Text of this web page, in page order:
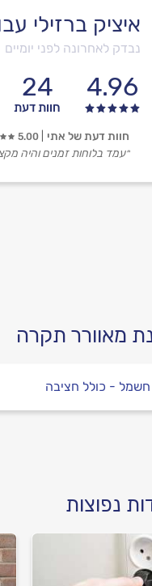
איציק ברזילי
נבדק לאחרונה לפני יומיים
4.96
24
חוות דעת
חוות דעת של אתי 5.00
״עמד בלוחות זמנים והיה
מאוורר תקרה
- כולל חציבה
נפוצות